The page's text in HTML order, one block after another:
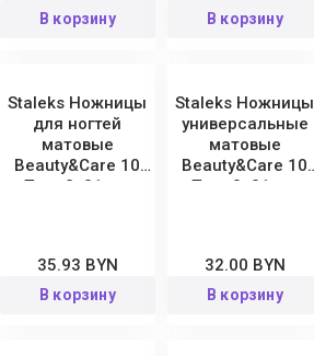
В корзину В корзину
Staleks Ножницы
для ногтей
матовые
Beauty&Care 10
Type 2, 21 мм
35.93 BYN
В корзину
Staleks Ножницы
универсальные
матовые
Beauty&Care 10
Type 3, 21 мм
32.00 BYN
В корзину